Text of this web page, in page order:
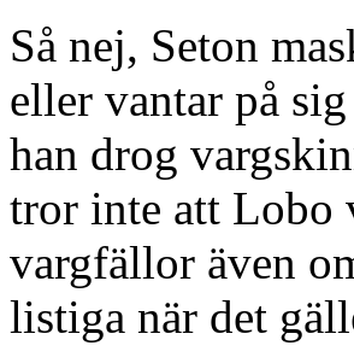
Så nej, Seton
eller vantar på
han drog
tror inte att Lobo
vargfällor även
listiga när det